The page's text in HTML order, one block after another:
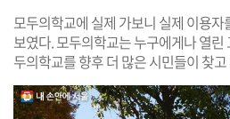
모두의학교에 실제 가보니 실제 이용
보였다. 모두의학교는 누구에게나 열린
두의학교를 향후 더 많은 시민들이 찾